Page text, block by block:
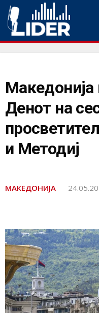
Македонија
Денот на
и Методиј
МАКЕДОНИЈА